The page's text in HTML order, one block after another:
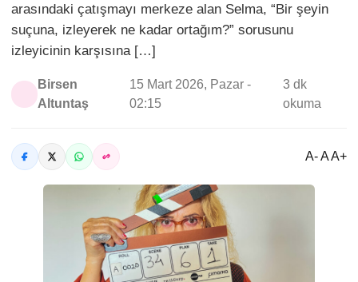
arasındaki çatışmayı merkeze alan Selma, “Bir şeyin
suçuna, izleyerek ne kadar ortağım?” sorusunu
izleyicinin karşısına […]
Birsen
Altuntaş
15 Mart 2026, Pazar -
02:15
3 dk
okuma
A- A A+